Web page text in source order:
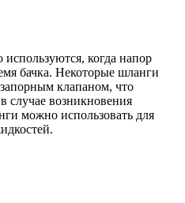
когда напор
бачка. Некоторые шланги
клапаном, что
случае возникновения
можно использовать для